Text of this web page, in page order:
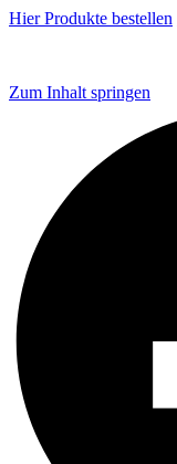
Hier Produkte bestellen
Zum Inhalt springen